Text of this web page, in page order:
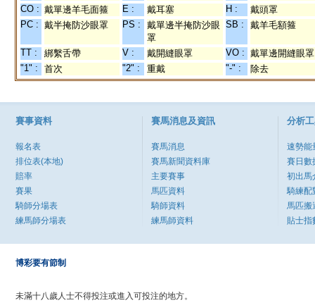
CO : 戴單邊羊毛面箍 E : 戴耳塞 H :
戴頭罩
PC : 戴半掩防沙眼罩 PS :
戴單邊半掩防沙眼
罩
SB : 戴羊毛額箍
TT : 綁繫舌帶 V : 戴開縫眼罩 VO : 戴單邊開縫眼罩
"1" :
首次 "2" : 重戴 "-" : 除去
賽事資料
報名表
排位表(本地)
賠率
賽果
騎師分場表
練馬師分場表
賽馬消息及資訊
賽馬消息
賽馬新聞資料庫
主要賽事
馬匹資料
騎師資料
練馬師資料
分析
速勢能
賽日數
初出馬
騎練配
馬匹搬
貼士指
博彩要有節制
未滿十八歲人士不得投注或進入可投注的地方。